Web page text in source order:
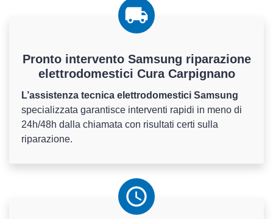
Pronto intervento Samsung riparazione
elettrodomestici Cura Carpignano
L’assistenza tecnica elettrodomestici Samsung
specializzata garantisce interventi rapidi in meno di
24h/48h dalla chiamata con risultati certi sulla
riparazione.